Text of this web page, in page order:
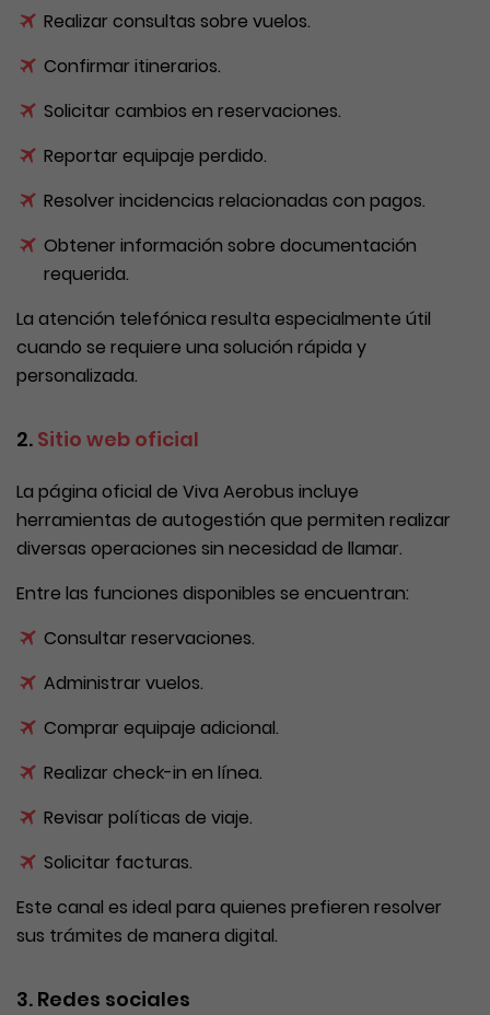
Realizar consultas sobre vuelos.
Confirmar itinerarios.
Solicitar cambios en reservaciones.
Reportar equipaje perdido.
Resolver incidencias relacionadas con pagos.
Obtener información sobre documentación
requerida.
La atención telefónica resulta especialmente útil
cuando se requiere una solución rápida y
personalizada.
2. Sitio web oficial
La página oficial de Viva Aerobus incluye
herramientas de autogestión que permiten realizar
diversas operaciones sin necesidad de llamar.
Entre las funciones disponibles se encuentran:
Consultar reservaciones.
Administrar vuelos.
Comprar equipaje adicional.
Realizar check-in en línea.
Revisar políticas de viaje.
Solicitar facturas.
Este canal es ideal para quienes prefieren resolver
sus trámites de manera digital.
3. Redes sociales